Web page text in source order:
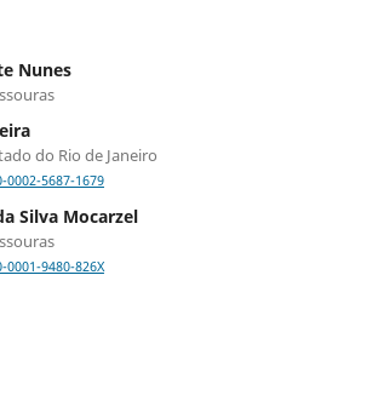
Nunes
do Rio de Janeiro
5687-1679
Silva Mocarzel
9480-826X